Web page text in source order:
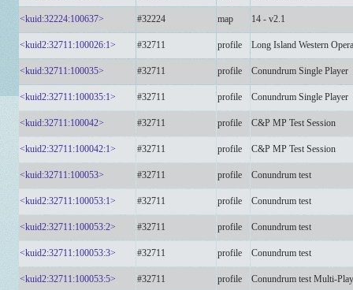
<kuid:32224:100637> #32224 map 14 - v2.1
<kuid2:32711:100026:1> #32711 profile Long Island Western
<kuid:32711:100035> #32711 profile Conundrum Single Player
<kuid2:32711:100035:1> #32711 profile Conundrum Single Player
<kuid:32711:100042> #32711 profile C&P MP Test Session
<kuid2:32711:100042:1> #32711 profile C&P MP Test Session
<kuid:32711:100053> #32711 profile Conundrum test
<kuid2:32711:100053:1> #32711 profile Conundrum test
<kuid2:32711:100053:2> #32711 profile Conundrum test
<kuid2:32711:100053:3> #32711 profile Conundrum test
<kuid2:32711:100053:5> #32711 profile Conundrum test Multi-